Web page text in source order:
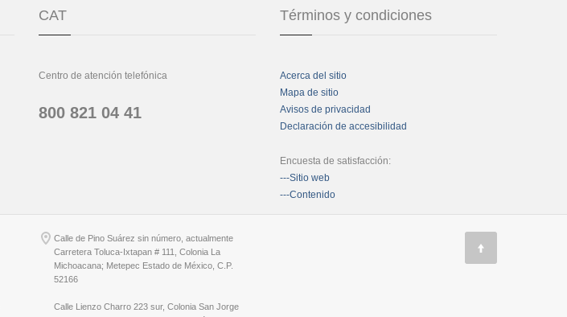
CAT
Centro de atención telefónica
800 821 04 41
Términos y condiciones
Acerca del sitio
Mapa de sitio
Avisos de privacidad
Declaración de accesibilidad
Encuesta de satisfacción:
---Sitio web
---Contenido
Calle de Pino Suárez sin número, actualmente
Carretera Toluca-Ixtapan # 111, Colonia La
Michoacana; Metepec Estado de México, C.P.
52166
Calle Lienzo Charro 223 sur, Colonia San Jorge